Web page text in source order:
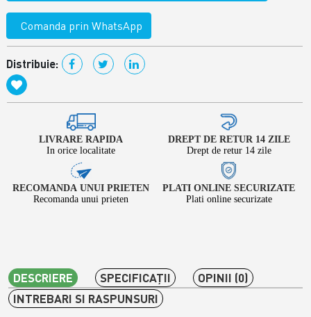
Comanda prin WhatsApp
Distribuie:
LIVRARE RAPIDA
In orice localitate
DREPT DE RETUR 14 ZILE
Drept de retur 14 zile
RECOMANDA UNUI PRIETEN
Recomanda unui prieten
PLATI ONLINE SECURIZATE
Plati online securizate
DESCRIERE SPECIFICAŢII
OPINII (0)
INTREBARI SI RASPUNSURI